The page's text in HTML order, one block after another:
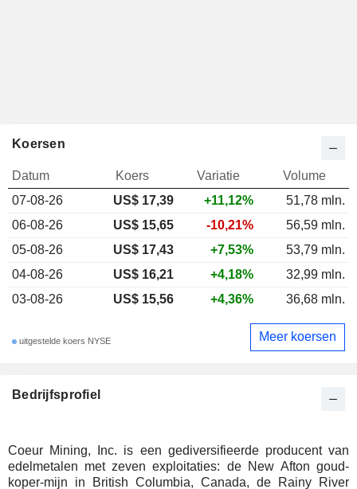
Bedrijfsprofiel
Coeur Mining, Inc. is een gediversifieerde producent van
edelmetalen met zeven exploitaties: de New Afton goud-
koper-mijn in British Columbia, Canada, de Rainy River
Koersen
Datum Koers Variatie
Volume
07-08-26
US$ 17,39 +11,12%
51,78 mln.
06-08-26
US$ 15,65 -10,21%
56,59 mln.
05-08-26
US$ 17,43 +7,53%
53,79 mln.
04-08-26
US$ 16,21 +4,18%
32,99 mln.
03-08-26
US$ 15,56 +4,36% 36,68 mln.
uitgestelde koers NYSE Meer koersen